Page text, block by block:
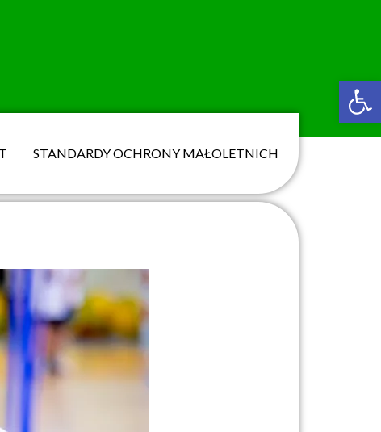
STANDARDY OCHRONY MAŁOLETNICH